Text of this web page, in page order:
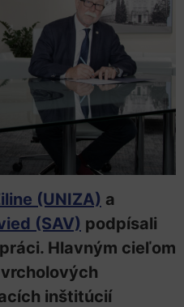
(UNIZA) a
(SAV) podpísali
Hlavným cieľom
inštitúcií